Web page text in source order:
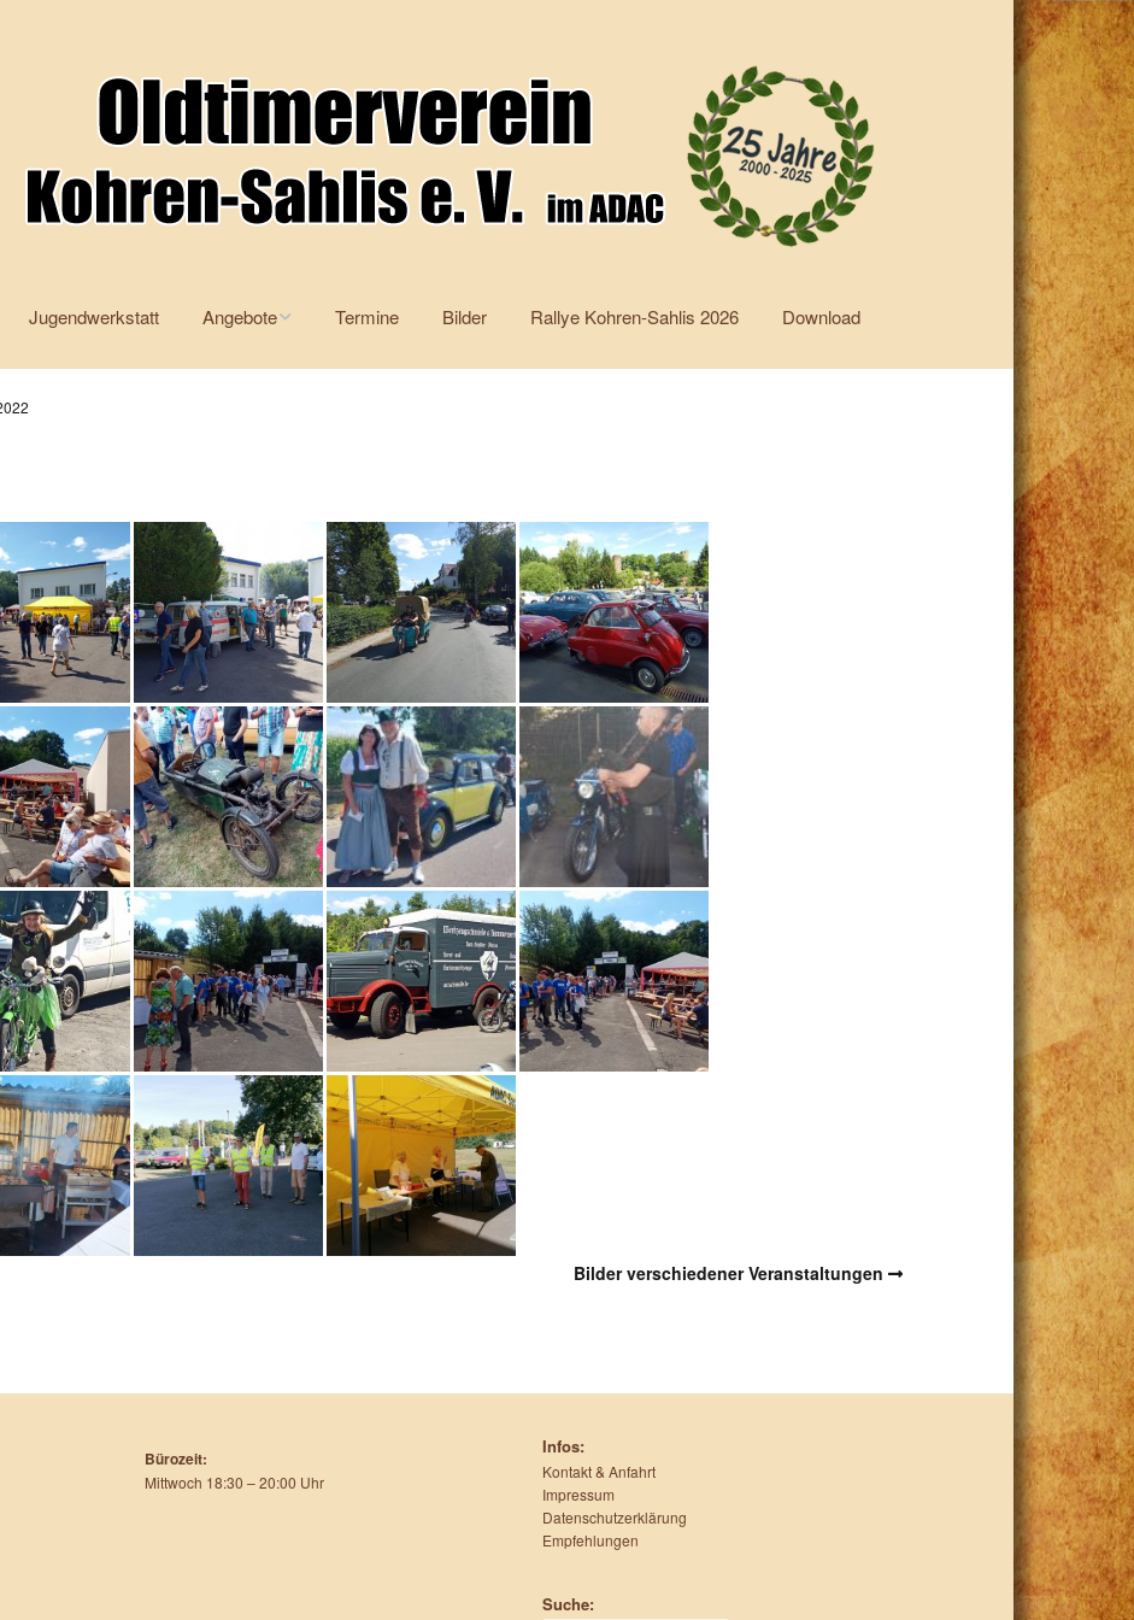
Jugendwerkstatt Angebote
Kraftfahrerschulung
Skattreffen
Technikmuseum
Termine Bilder Rallye Kohren-Sahlis 2026 Download
Bilder verschiedener Veranstaltungen
Bürozeit:
Mittwoch 18:30 – 20:00 Uhr
Infos:
Kontakt & Anfahrt
Impressum
Datenschutzerklärung
Empfehlungen
Suche: